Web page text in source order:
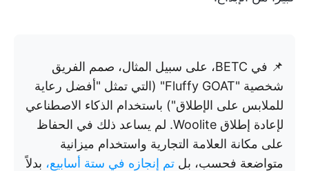
📌 في BETC، على سبيل المثال، صمم الفريق
شخصية "Fluffy GOAT" (التي تمثل "أفضل رعاية
للملابس على الإطلاق") باستخدام الذكاء الاصطناعي
لإعادة إطلاق Woolite. لم يساعد ذلك في الحفاظ
على مكانة العلامة التجارية واستخدام ميزانية
متواضعة فحسب، بل تم إنجازه في ستة أسابيع، بدلاً